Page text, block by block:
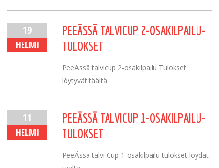
19
HELMI
PEEÄSSÄ TALVICUP 2-OSAKILPAILU-
TULOKSET
PeeÄssä talvicup 2-osakilpailu Tulokset
löytyvät täältä
11
HELMI
PEEÄSSÄ TALVICUP 1-OSAKILPAILU-
TULOKSET
PeeÄssä talvi Cup 1-osakilpailu tulokset löydät